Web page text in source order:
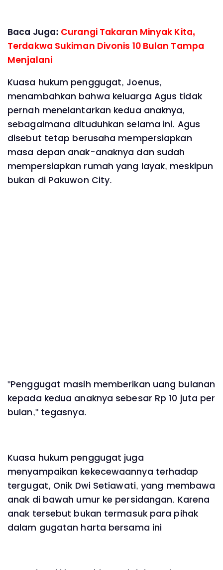
Baca Juga: Curangi Takaran Minyak Kita,
Terdakwa Sukiman Divonis 10 Bulan Tampa
Menjalani
Kuasa hukum penggugat, Joenus,
menambahkan bahwa keluarga Agus tidak
pernah menelantarkan kedua anaknya,
sebagaimana dituduhkan selama ini. Agus
disebut tetap berusaha mempersiapkan
masa depan anak-anaknya dan sudah
mempersiapkan rumah yang layak, meskipun
bukan di Pakuwon City.
"Penggugat masih memberikan uang bulanan
kepada kedua anaknya sebesar Rp 10 juta per
bulan," tegasnya.
Kuasa hukum penggugat juga
menyampaikan kekecewaannya terhadap
tergugat, Onik Dwi Setiawati, yang membawa
anak di bawah umur ke persidangan. Karena
anak tersebut bukan termasuk para pihak
dalam gugatan harta bersama ini